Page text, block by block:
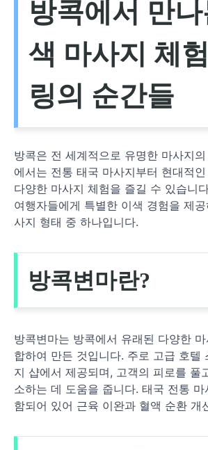
방콕에서 만나
색 마사지 체
링의 순간들
방콕은 전 세계적으로 유명한 마사지
에서는 전통 태국 마사지부터 현대적
다양한 마사지 체험을 즐길 수 있습니
여행자들에게 특별한 이색 경험을 제
사지 형태 중 하나입니다.
방콕변마란?
방콕변마는 방콕에서 유래된 다양한
합하여 만든 것입니다. 주로 고급 호텔
지 샵에서 제공되며, 고객의 피로를 풀
소하는 데 도움을 줍니다. 태국 전통 마
함되어 있어 근육 이완과 혈액 순환 개